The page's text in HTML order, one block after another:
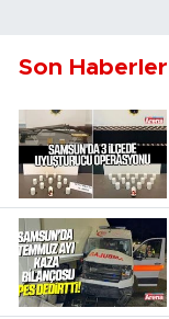
Son Haberler